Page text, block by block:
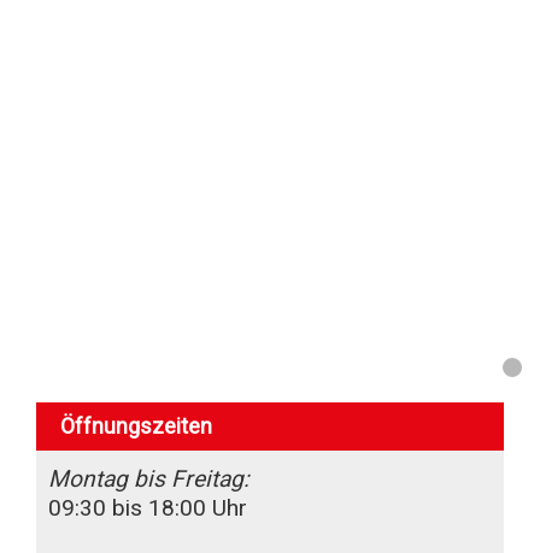
Öffnungszeiten
Montag bis Freitag:
09:30 bis 18:00 Uhr